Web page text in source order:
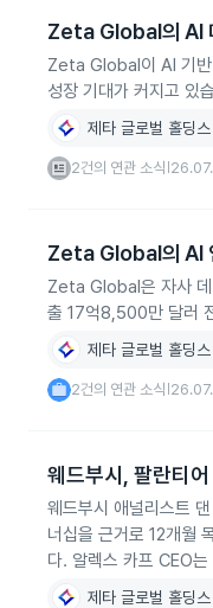
Zeta Global의 AI
Zeta Global이 AI 기반
성장 기대가 커지고 있
제타 글로벌 홀딩스
2건의 연관 소식
Zeta Global의 AI
Zeta Global은 자사 데
출 17억8,500만 달러
제타 글로벌 홀딩스
2건의 연관 소식
웨드부시, 팔란티
웨드부시 애널리스트
너십을 근거로 12개월
다. 알렉스 카프 CEO
비 31% 하락한
제타 글로벌 홀딩스